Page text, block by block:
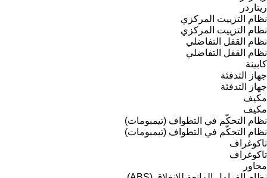
ريتاردر
نظام التزييت المركزي
نظام التزييت المركزي
نظام القفل التفاضلي
نظام القفل التفاضلي
كابينة
جهاز التدفئة
جهاز التدفئة
مكيف
مكيف
نظام التحكّم في التطواف (تيمبومات)
نظام التحكّم في التطواف (تيمبومات)
تاكوغراف
تاكوغراف
محاور